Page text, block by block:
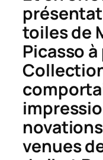
toiles de
Picasso
venues